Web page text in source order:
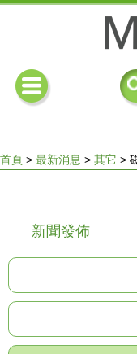
這
裡
首頁 > 最新消息 > 其它 >
新聞發佈